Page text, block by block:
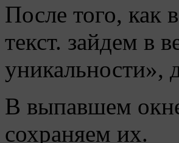
После того, как
текст. зайдем в
уникальности»,
В выпавшем
сохраняем их.